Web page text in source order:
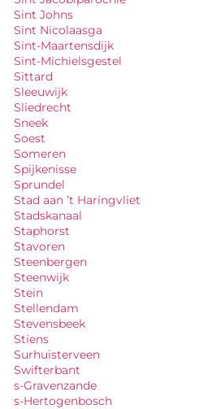
Sint Johns
Sint Nicolaasga
Sint-Maartensdijk
Sint-Michielsgestel
Sittard
Sleeuwijk
Sliedrecht
Sneek
Soest
Someren
Spijkenisse
Sprundel
Stad aan ’t Haringvliet
Stadskanaal
Staphorst
Stavoren
Steenbergen
Steenwijk
Stein
Stellendam
Stevensbeek
Stiens
Surhuisterveen
Swifterbant
s-Gravenzande
s-Hertogenbosch